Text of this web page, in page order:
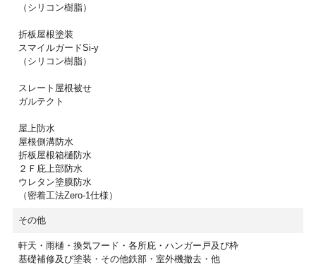
（シリコン樹脂）
折板屋根塗装
スマイルガードSi-y
（シリコン樹脂）
スレート屋根被せ
ガルテクト
屋上防水
屋根側溝防水
折板屋根箱樋防水
２Ｆ庇上部防水
ウレタン塗膜防水
（密着工法Zero-1仕様）
その他
軒天・雨樋・換気フード・各所庇・ハンガー戸及び枠
基礎補修及び塗装・その他鉄部・室外機撤去・他